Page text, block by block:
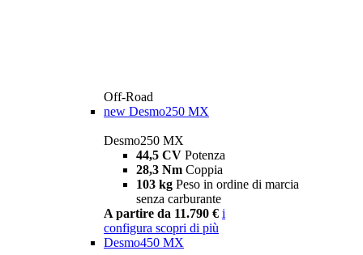
Off-Road
new Desmo250 MX
Desmo250 MX
44,5 CV Potenza
28,3 Nm Coppia
103 kg Peso in ordine di marcia
senza carburante
A partire da 11.790 € i
configura scopri di più
Desmo450 MX